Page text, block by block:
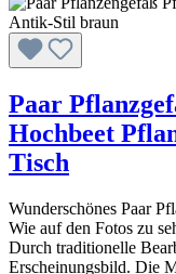
Paar
Hochbeet
Tisch
Wunderschönes Paar
Wie auf den Fotos zu
Durch traditionelle
Erscheinungsbild. Die